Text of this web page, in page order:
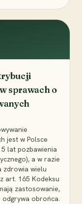
sprawach o
jest w Polsce
lat pozbawienia
a w razie
zdrowia wielu
art. 165 Kodeksu
zastosowanie,
obrońca.